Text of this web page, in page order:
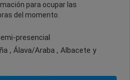
para ocupar las
del momento.
presencial
, Álava/Araba , Albacete y